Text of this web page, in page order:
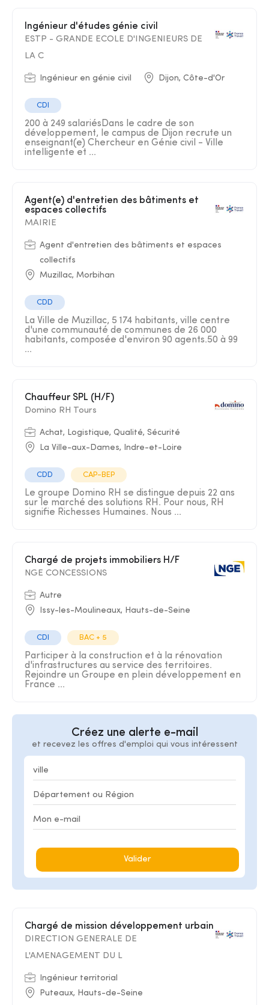
Ingénieur d'études génie civil
ESTP - GRANDE ECOLE D'INGENIEURS DE
LA C
Ingénieur en génie civil Dijon, Côte-d'Or
CDI
200 à 249 salariésDans le cadre de son
développement, le campus de Dijon recrute un
enseignant(e) Chercheur en Génie civil - Ville
intelligente et ...
Agent(e) d'entretien des bâtiments et
espaces collectifs
MAIRIE
Agent d'entretien des bâtiments et espaces
collectifs
Muzillac, Morbihan
CDD
La Ville de Muzillac, 5 174 habitants, ville centre
d'une communauté de communes de 26 000
habitants, composée d'environ 90 agents.50 à 99
...
Chauffeur SPL (H/F)
Domino RH Tours
Achat, Logistique, Qualité, Sécurité
La Ville-aux-Dames, Indre-et-Loire
CDD CAP-BEP
Le groupe Domino RH se distingue depuis 22 ans
sur le marché des solutions RH. Pour nous, RH
signifie Richesses Humaines. Nous ...
Chargé de projets immobiliers H/F
NGE CONCESSIONS
Autre
Issy-les-Moulineaux, Hauts-de-Seine
CDI BAC + 5
Participer à la construction et à la rénovation
d'infrastructures au service des territoires.
Rejoindre un Groupe en plein développement en
France ...
Créez une alerte e-mail
et recevez les offres d'emploi qui vous intéressent
Valider
Chargé de mission développement urbain
DIRECTION GENERALE DE
L'AMENAGEMENT DU L
Ingénieur territorial
Puteaux, Hauts-de-Seine